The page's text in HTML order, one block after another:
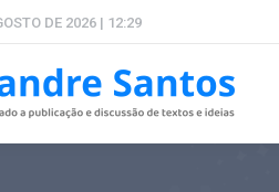
DE 2026 | 12:29